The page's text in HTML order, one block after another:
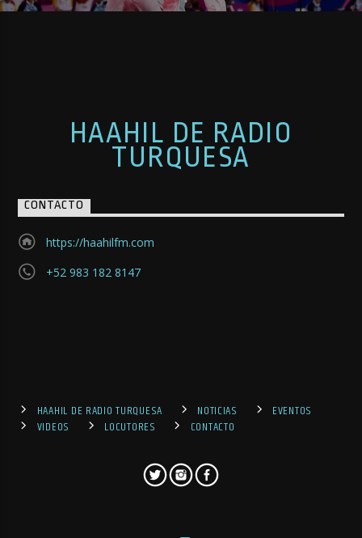
HAAHIL DE RADIO
TURQUESA
CONTACTO
https://haahilfm.com
+52 983 182 8147
HAAHIL DE RADIO TURQUESA NOTICIAS
EVENTOS
VIDEOS
LOCUTORES CONTACTO